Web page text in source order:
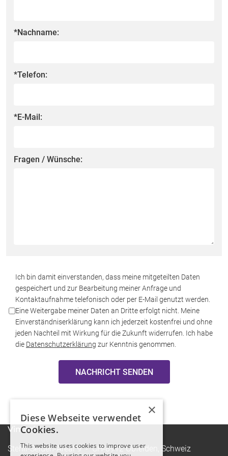
*Nachname:
*Telefon:
*E-Mail:
Fragen / Wünsche:
*Datenschutz:
Ich bin damit einverstanden, dass meine mitgeteilten Daten
gespeichert und zur Bearbeitung meiner Anfrage und
Kontaktaufnahme telefonisch oder per E-Mail genutzt werden.
Eine Weitergabe meiner Daten an Dritte erfolgt nicht. Meine
Einverständniserklärung kann ich jederzeit kostenfrei und ohne
jeden Nachteil mit Wirkung für die Zukunft widerrufen. Ich habe
die Datenschutzerklärung zur Kenntnis genommen.
NACHRICHT SENDEN
Vimazi
Stehli-Seiden-Areal 9 - CH-8912 Obfelden, Schweiz
×
Diese Webseite verwendet
Cookies.
This website uses cookies to improve user